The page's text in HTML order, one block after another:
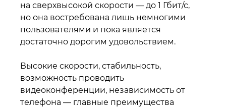
на сверхвысокой скорости — до 1 Гбит/с,
но она востребована лишь немногими
пользователями и пока является
достаточно дорогим удовольствием.
Высокие скорости, стабильность,
возможность проводить
видеоконференции, независимость от
телефона — главные преимущества